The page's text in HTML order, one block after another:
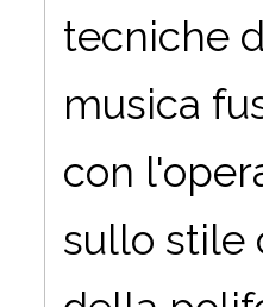
tecniche
musica
con
sullo stile